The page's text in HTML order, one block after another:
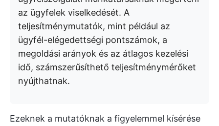
az ügyfelek viselkedését. A
teljesítménymutatók, mint például az
ügyfél-elégedettségi pontszámok, a
megoldási arányok és az átlagos kezelési
idő, számszerűsíthető teljesítménymérőket
nyújthatnak.
Ezeknek a mutatóknak a figyelemmel kísérése